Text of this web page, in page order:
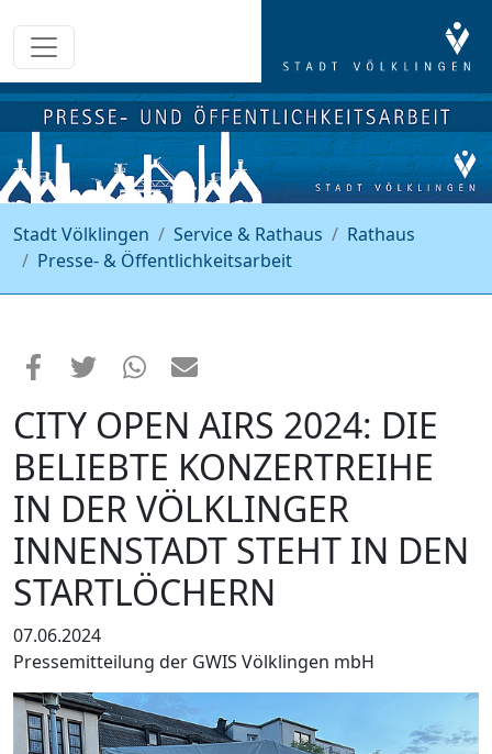
Stadt Völklingen Service & Rathaus
Rathaus
Presse- & Öffentlichkeitsarbeit
CITY OPEN AIRS 2024: DIE
BELIEBTE KONZERTREIHE
IN DER VÖLKLINGER
INNENSTADT STEHT IN DEN
STARTLÖCHERN
07.06.2024
Pressemitteilung der GWIS Völklingen mbH